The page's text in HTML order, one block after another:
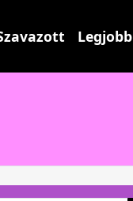
Legjobb